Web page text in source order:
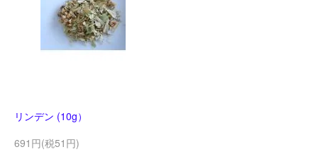
リンデン (10g）
691円(税51円)